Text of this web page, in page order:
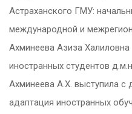
Астраханского ГМУ:
международной и
Ахминеева Азиза Халиловна
иностранных студентов
Ахминеева А.Х. выступила с
адаптация иностранных